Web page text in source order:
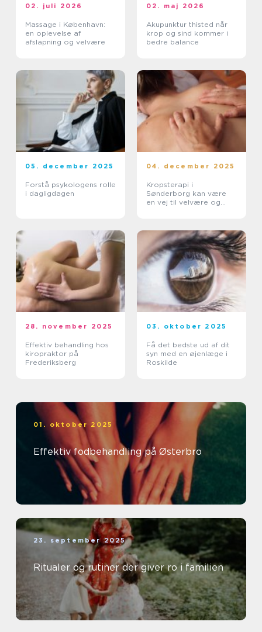
02. juli 2026
Massage i København:
en oplevelse af
afslapning og velvære
02. maj 2026
Akupunktur thisted når
krop og sind kommer i
bedre balance
05. december 2025
Forstå psykologens rolle
i dagligdagen
04. december 2025
Kropsterapi i
Sønderborg kan være
en vej til velvære og
28. november 2025
Effektiv behandling hos
kiropraktor på
Frederiksberg
03. oktober 2025
Få det bedste ud af dit
syn med en øjenlæge i
Roskilde
01. oktober 2025
Effektiv fodbehandling på Østerbro
23. september 2025
Ritualer og rutiner der giver ro i familien